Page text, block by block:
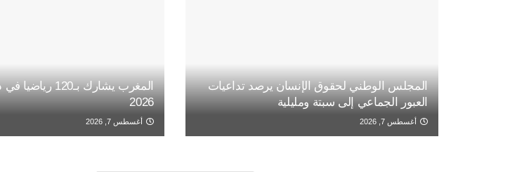
المجلس الوطني لحقوق الإنسان يرصد تداعيات
العبور الجماعي إلى سبتة ومليلية
أغسطس 7, 2026
المغرب يشارك بـ120
2026
أغسطس 7, 2026